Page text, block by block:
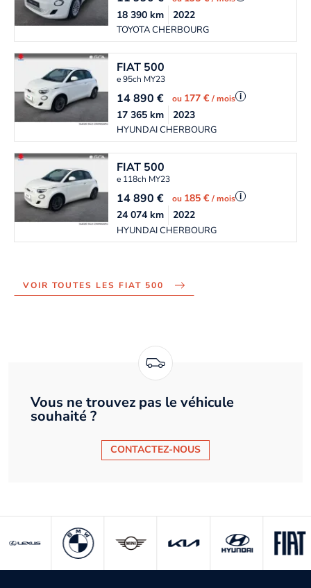
TOYOTA CHERBOURG
18 390km 2022
FIAT 500
e 95ch MY23
14 890€ ou 177 €/ mois i
HYUNDAI CHERBOURG
17 365km 2023
FIAT 500
e 118ch MY23
14 890€ ou 185 €/ mois i
HYUNDAI CHERBOURG
24 074km 2022
VOIR TOUTES LES FIAT 500
Vous ne trouvez pas le véhicule
souhaité ?
CONTACTEZ-NOUS